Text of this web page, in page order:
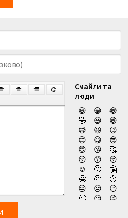
Смайли та
люди
😀
😁
😂
🤣
😃
😄
😅
😆
😉
😊
😋
😎
😍
😘
🥰
😗
😙
😚
☺️
🙂
🤗
🤩
🤔
🤨
😐
😑
😶
🙄
😏
😣